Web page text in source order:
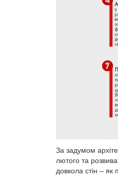
За задумом
лютого та
довкола стін –